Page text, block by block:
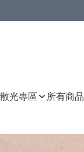
散光專區 所有商品